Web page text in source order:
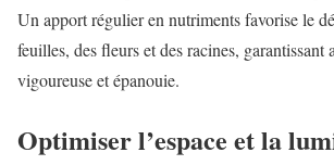
Un apport régulier en nutriments favorise le
feuilles, des fleurs et des racines, garantissant
vigoureuse et épanouie.
Optimiser l’espace et la